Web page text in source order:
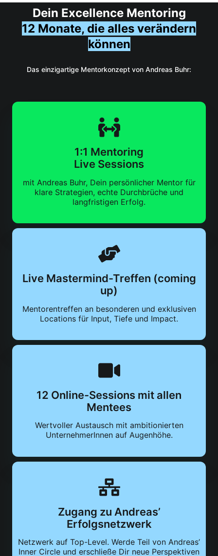
Dein Excellence Mentoring
12 Monate, die alles verändern
können
Das einzigartige Mentorkonzept von Andreas Buhr:
1:1 Mentoring
Live Sessions
mit Andreas Buhr, Dein persönlicher Mentor für
klare Strategien, echte Durchbrüche und
langfristigen Erfolg.
Live Mastermind-Treffen (coming
up)
Mentorentreffen an besonderen und exklusiven
Locations für Input, Tiefe und Impact.
12 Online-Sessions mit allen
Mentees
Wertvoller Austausch mit ambitionierten
UnternehmerInnen auf Augenhöhe.
Zugang zu Andreas’
Erfolgsnetzwerk
Netzwerk auf Top-Level. Werde Teil von Andreas’
Inner Circle und erschließe Dir neue Perspektiven